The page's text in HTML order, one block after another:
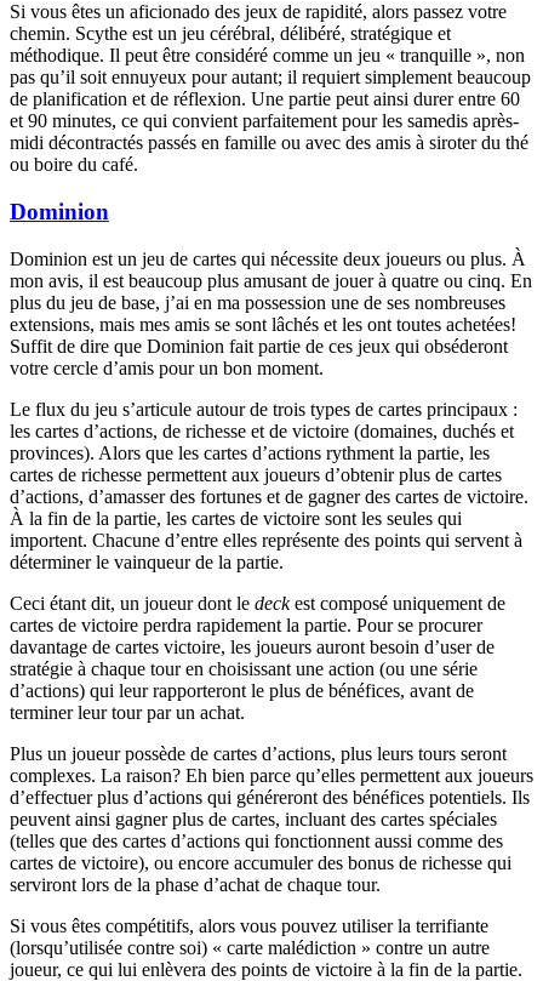
Si vous êtes un aficionado des jeux de rapidité, alors passez votre
chemin. Scythe est un jeu cérébral, délibéré, stratégique et
méthodique. Il peut être considéré comme un jeu « tranquille », non
pas qu’il soit ennuyeux pour autant; il requiert simplement beaucoup
de planification et de réflexion. Une partie peut ainsi durer entre 60
et 90 minutes, ce qui convient parfaitement pour les samedis après-
midi décontractés passés en famille ou avec des amis à siroter du thé
ou boire du café.
Dominion
Dominion est un jeu de cartes qui nécessite deux joueurs ou plus. À
mon avis, il est beaucoup plus amusant de jouer à quatre ou cinq. En
plus du jeu de base, j’ai en ma possession une de ses nombreuses
extensions, mais mes amis se sont lâchés et les ont toutes achetées!
Suffit de dire que Dominion fait partie de ces jeux qui obséderont
votre cercle d’amis pour un bon moment.
Le flux du jeu s’articule autour de trois types de cartes principaux :
les cartes d’actions, de richesse et de victoire (domaines, duchés et
provinces). Alors que les cartes d’actions rythment la partie, les
cartes de richesse permettent aux joueurs d’obtenir plus de cartes
d’actions, d’amasser des fortunes et de gagner des cartes de victoire.
À la fin de la partie, les cartes de victoire sont les seules qui
importent. Chacune d’entre elles représente des points qui servent à
déterminer le vainqueur de la partie.
Ceci étant dit, un joueur dont le deckest composé uniquement de
cartes de victoire perdra rapidement la partie. Pour se procurer
davantage de cartes victoire, les joueurs auront besoin d’user de
stratégie à chaque tour en choisissant une action (ou une série
d’actions) qui leur rapporteront le plus de bénéfices, avant de
terminer leur tour par un achat.
Plus un joueur possède de cartes d’actions, plus leurs tours seront
complexes. La raison? Eh bien parce qu’elles permettent aux joueurs
d’effectuer plus d’actions qui généreront des bénéfices potentiels. Ils
peuvent ainsi gagner plus de cartes, incluant des cartes spéciales
(telles que des cartes d’actions qui fonctionnent aussi comme des
cartes de victoire), ou encore accumuler des bonus de richesse qui
serviront lors de la phase d’achat de chaque tour.
Si vous êtes compétitifs, alors vous pouvez utiliser la terrifiante
(lorsqu’utilisée contre soi) « carte malédiction » contre un autre
joueur, ce qui lui enlèvera des points de victoire à la fin de la partie.